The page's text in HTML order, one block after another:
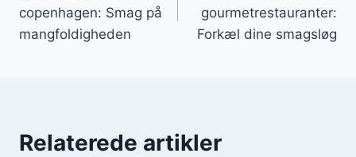
copenhagen: Smag på
mangfoldigheden
gourmetrestauranter:
Forkæl dine smagsløg
Relaterede artikler